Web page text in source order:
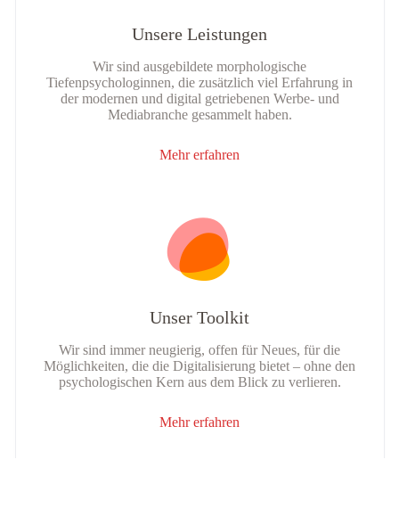
Unsere Leistungen
Wir sind ausgebildete morphologische
Tiefenpsychologinnen, die zusätzlich viel Erfahrung in
der modernen und digital getriebenen Werbe- und
Mediabranche gesammelt haben.
Mehr erfahren
Unser Toolkit
Wir sind immer neugierig, offen für Neues, für die
Möglichkeiten, die die Digitalisierung bietet – ohne den
psychologischen Kern aus dem Blick zu verlieren.
Mehr erfahren